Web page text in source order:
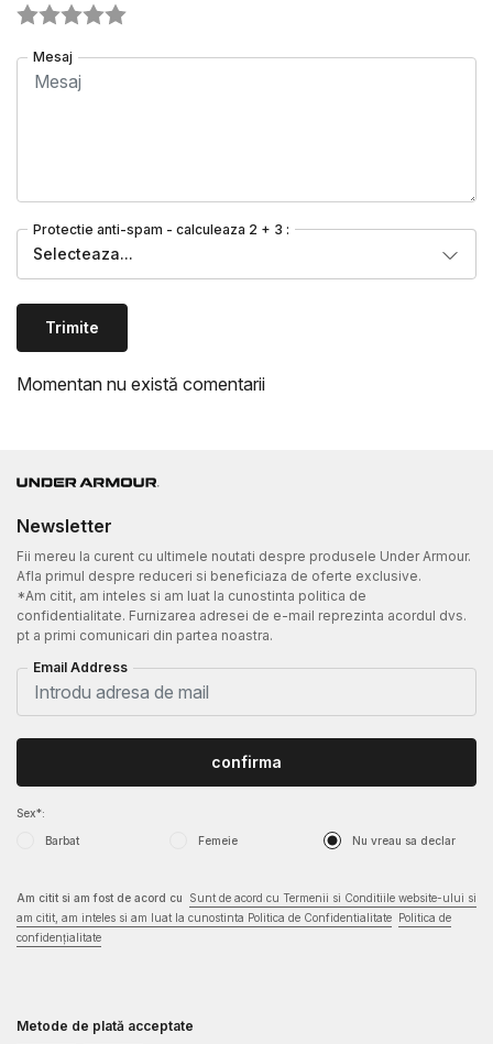
Mesaj
Protectie anti-spam - calculeaza 2 + 3 :
Selecteaza...
Trimite
Momentan nu există comentarii
Newsletter
Fii mereu la curent cu ultimele noutati despre produsele Under Armour.
Afla primul despre reduceri si beneficiaza de oferte exclusive.
*Am citit, am inteles si am luat la cunostinta politica de
confidentialitate. Furnizarea adresei de e-mail reprezinta acordul dvs.
pt a primi comunicari din partea noastra.
Email Address
Sex*:
Barbat Femeie Nu vreau sa declar
confirma
Am citit si am fost de acord cu
Sunt de acord cu Termenii si Conditiile website-ului si
am citit, am inteles si am luat la cunostinta Politica de Confidentialitate
Politica de
confidențialitate
Metode de plată acceptate